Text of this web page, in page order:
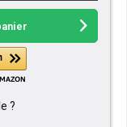
?